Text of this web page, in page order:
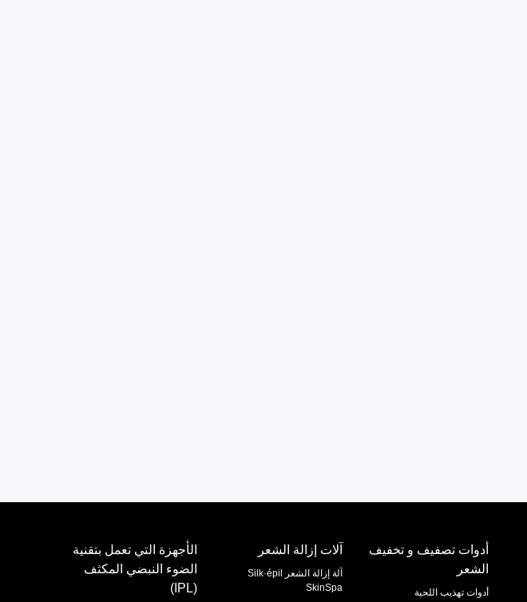
أدوات تصفيف و تخفيف
الشعر
أدوات تهذيب اللحية
آلات إزالة الشعر
آلة إزالة الشعر Silk·épil
SkinSpa
الأجهزة التي تعمل بتقنية
الضوء النبضي المكثف
(IPL)